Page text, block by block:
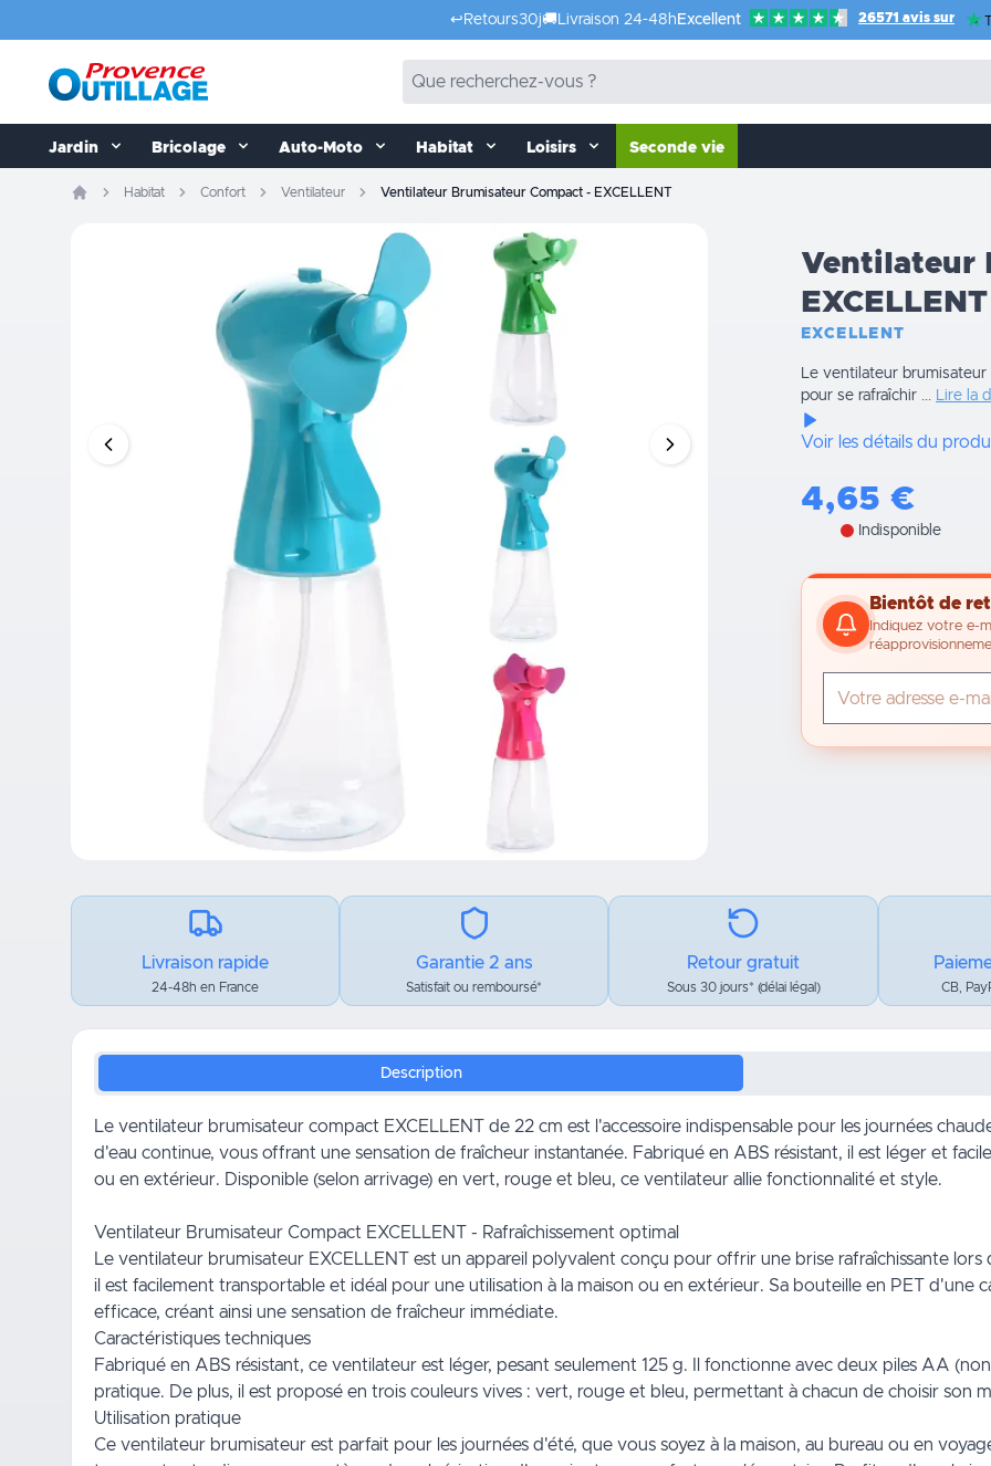
↩️ Retours30j🚚 Livraison 24-48h Excellent 26571 avis sur
Jardin Bricolage Auto-Moto Habitat Loisirs Seconde vie
Habitat Confort Ventilateur Ventilateur Brumisateur Compact - EXCELLENT
Ventilateur
EXCELLENT
EXCELLENT
Le ventilateur
pour se rafraîchir ...
Lire la
Voir les détails du
4,65 €
Indisponible
Bientôt de
Indiquez votre e-
Livraison rapide
24-48h en France
Garantie 2 ans
Satisfait ou remboursé*
Retour gratuit
Sous 30 jours* (délai légal) CB,
Description
Le ventilateur brumisateur compact EXCELLENT de 22 cm est l'accessoire indispensable pour les journées
d'eau continue, vous offrant une sensation de fraîcheur instantanée. Fabriqué en ABS résistant, il est léger et
ou en extérieur. Disponible (selon arrivage) en vert, rouge et bleu, ce ventilateur allie fonctionnalité et style.
Ventilateur Brumisateur Compact EXCELLENT - Rafraîchissement optimal
Le ventilateur brumisateur EXCELLENT est un appareil polyvalent conçu pour offrir une brise rafraîchissante lors
il est facilement transportable et idéal pour une utilisation à la maison ou en extérieur. Sa bouteille en PET
efficace, créant ainsi une sensation de fraîcheur immédiate.
Caractéristiques techniques
Fabriqué en ABS résistant, ce ventilateur est léger, pesant seulement 125 g. Il fonctionne avec deux piles AA (non
pratique. De plus, il est proposé en trois couleurs vives : vert, rouge et bleu, permettant à chacun de choisir son
Utilisation pratique
Ce ventilateur brumisateur est parfait pour les journées d'été, que vous soyez à la maison, au bureau ou en